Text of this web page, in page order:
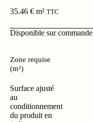
35.46 € m² TTC
Disponible sur commande
Zone requise
(m²)
Surface ajusté
au
conditionnement
du produit en